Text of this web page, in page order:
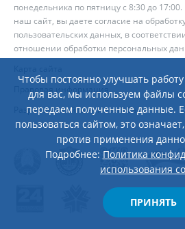
Чтобы постоянно улучшать
для вас, мы используем файлы
передаем полученные данные.
пользоваться сайтом, это
против применения
Подробнее: Политика
использования
ПРИНЯТЬ
понедельника по пятницу с 8:30 до
наш сайт, вы даете согласие на
пользовательских данных, в
отношении обработки персональных
Разработка сайта— Новый Сайт